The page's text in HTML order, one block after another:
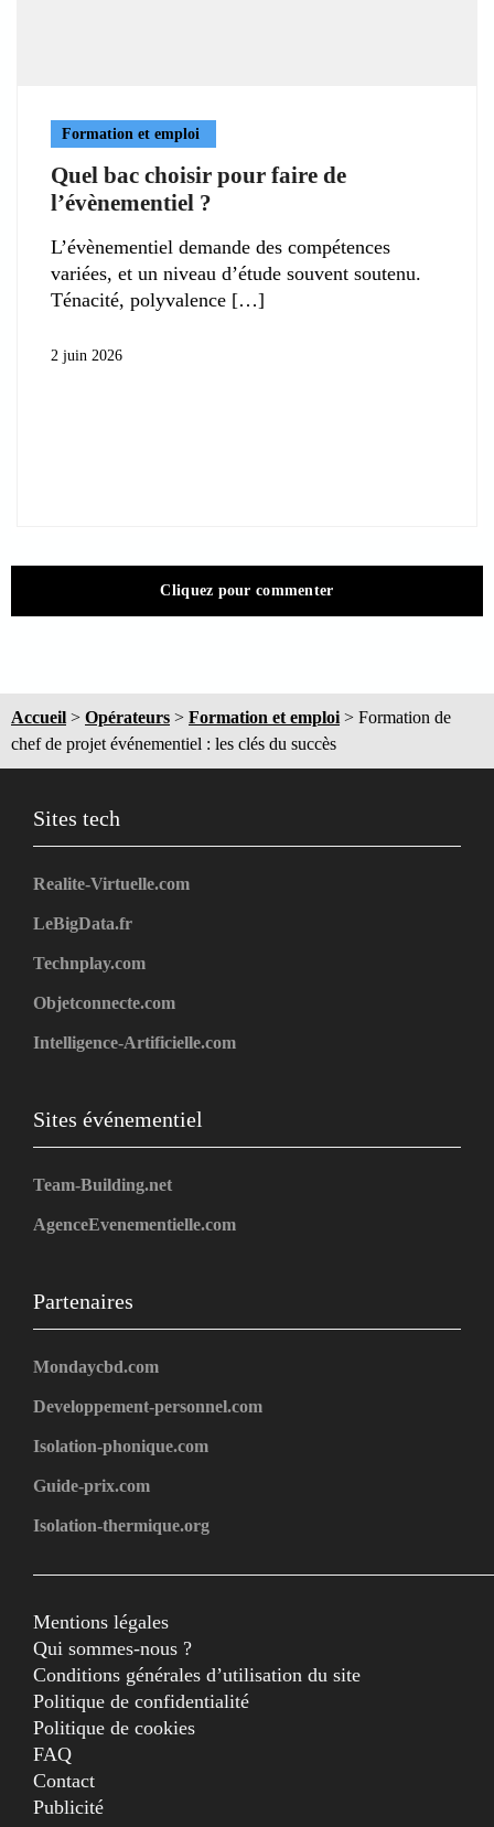
Formation et emploi
Quel bac choisir pour faire de
l’évènementiel ?
L’évènementiel demande des compétences
variées, et un niveau d’étude souvent soutenu.
Ténacité, polyvalence
2 juin 2026
Cliquez pour commenter
Accueil > Opérateurs > Formation et emploi> Formation de
chef de projet événementiel : les clés du succès
Sites tech
Realite-Virtuelle.com
LeBigData.fr
Technplay.com
Objetconnecte.com
Intelligence-Artificielle.com
Sites événementiel
Team-Building.net
AgenceEvenementielle.com
Partenaires
Mondaycbd.com
Developpement-personnel.com
Isolation-phonique.com
Guide-prix.com
Isolation-thermique.org
Mentions légales
Qui sommes-nous ?
Conditions générales d’utilisation du site
Politique de confidentialité
Politique de cookies
FAQ
Contact
Publicité